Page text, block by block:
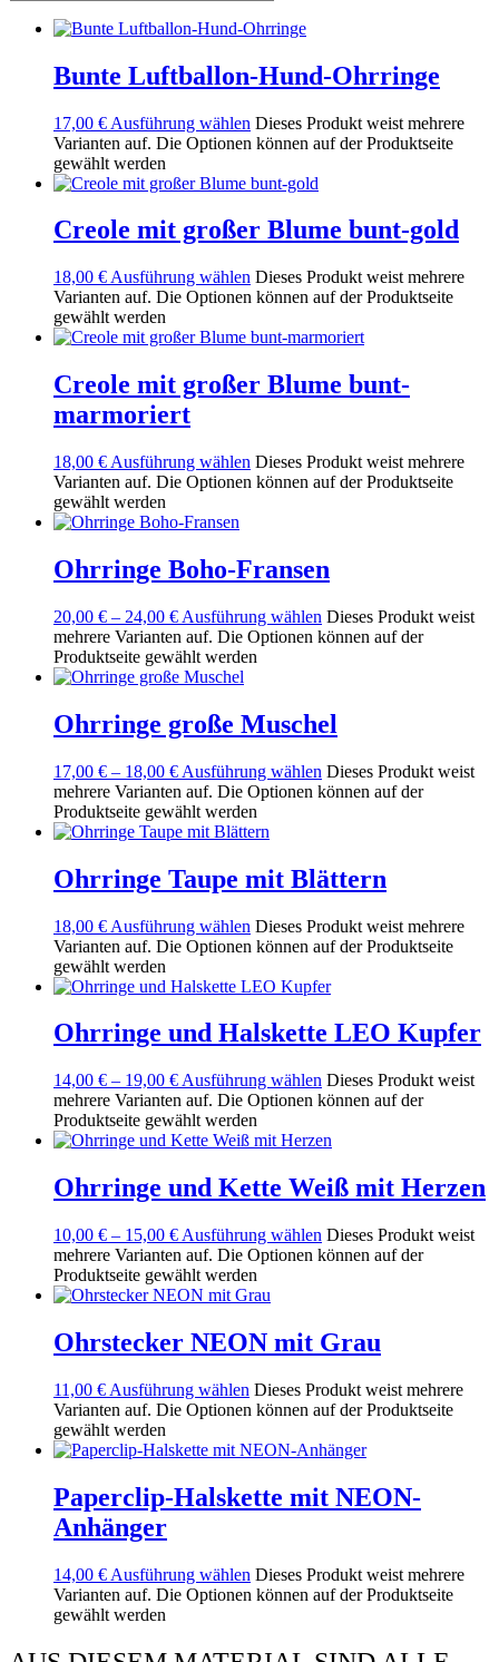
Bunte Luftballon-Hund-Ohrringe
17,00 € Ausführung wählen Dieses Produkt weist mehrere
Varianten auf. Die Optionen können auf der Produktseite
gewählt werden
Creole mit großer Blume bunt-gold
18,00 € Ausführung wählen Dieses Produkt weist mehrere
Varianten auf. Die Optionen können auf der Produktseite
gewählt werden
Creole mit großer Blume bunt-
marmoriert
18,00 € Ausführung wählen Dieses Produkt weist mehrere
Varianten auf. Die Optionen können auf der Produktseite
gewählt werden
Ohrringe Boho-Fransen
20,00 € – 24,00 € Ausführung wählen Dieses Produkt weist
mehrere Varianten auf. Die Optionen können auf der
Produktseite gewählt werden
Ohrringe große Muschel
17,00 € – 18,00 € Ausführung wählen Dieses Produkt weist
mehrere Varianten auf. Die Optionen können auf der
Produktseite gewählt werden
Ohrringe Taupe mit Blättern
18,00 € Ausführung wählen Dieses Produkt weist mehrere
Varianten auf. Die Optionen können auf der Produktseite
gewählt werden
Ohrringe und Halskette LEO Kupfer
14,00 € – 19,00 € Ausführung wählen Dieses Produkt weist
mehrere Varianten auf. Die Optionen können auf der
Produktseite gewählt werden
Ohrringe und Kette Weiß mit Herzen
10,00 € – 15,00 € Ausführung wählen Dieses Produkt weist
mehrere Varianten auf. Die Optionen können auf der
Produktseite gewählt werden
Ohrstecker NEON mit Grau
11,00 € Ausführung wählen Dieses Produkt weist mehrere
Varianten auf. Die Optionen können auf der Produktseite
gewählt werden
Paperclip-Halskette mit NEON-
Anhänger
14,00 € Ausführung wählen Dieses Produkt weist mehrere
Varianten auf. Die Optionen können auf der Produktseite
gewählt werden